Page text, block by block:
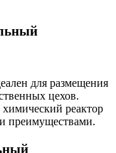
для размещения
цехов.
реактор
преимуществами.